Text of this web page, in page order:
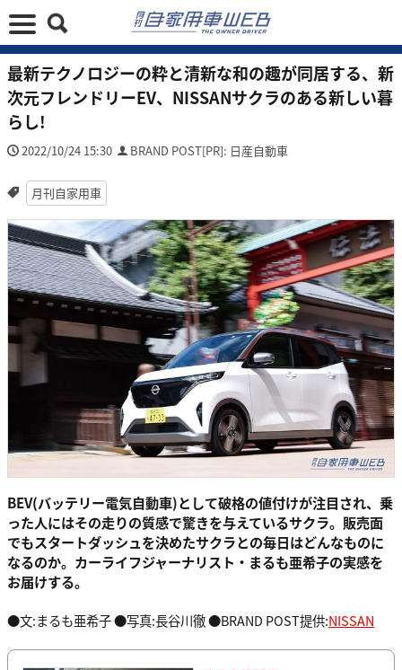
最新テクノロジーの粋と清新な和の趣が同居する、新
次元フレンドリーEV、NISSANサクラのある新しい暮
らし!
2022/10/24 15:30 BRAND POST[PR]: 日産自動車
月刊自家用車
BEV(バッテリー電気自動車)として破格の値付けが注目され、乗
った人にはその走りの質感で驚きを与えているサクラ。販売面
でもスタートダッシュを決めたサクラとの毎日はどんなものに
なるのか。カーライフジャーナリスト・まるも亜希子の実感を
お届けする。
●文:まるも亜希子 ●写真:長谷川徹 ●BRAND POST提供:NISSAN